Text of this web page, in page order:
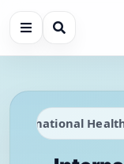
International